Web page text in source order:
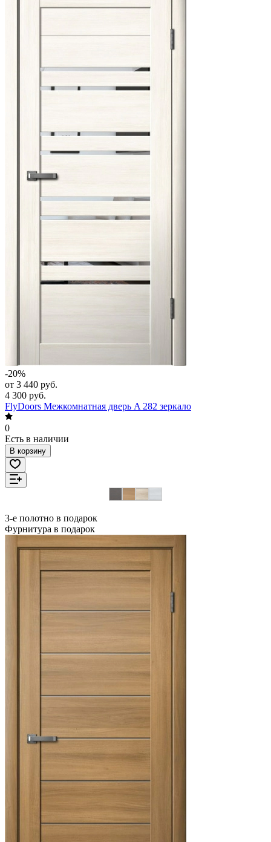
-20%
от 3 440 руб.
4 300 руб.
FlyDoors Межкомнатная дверь A 282 зеркало
0
Есть в наличии
В корзину
3-е полотно в подарок
Фурнитура в подарок